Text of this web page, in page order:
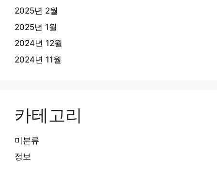
2025년 2월
2025년 1월
2024년 12월
2024년 11월
카테고리
미분류
정보